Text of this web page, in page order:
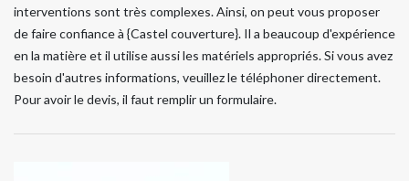
interventions sont très complexes. Ainsi, on peut vous proposer
de faire confiance à {Castel couverture}. Il a beaucoup d'expérience
en la matière et il utilise aussi les matériels appropriés. Si vous avez
besoin d'autres informations, veuillez le téléphoner directement.
Pour avoir le devis, il faut remplir un formulaire.